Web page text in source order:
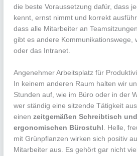
die beste Voraussetzung dafür, dass
kennt, ernst nimmt und korrekt
dass alle Mitarbeiter an
gibt es andere Kommunikationswege,
oder das Intranet.
Angenehmer Arbeitsplatz für
In keinem anderen Raum halten wir
Stunden auf, wie im Büro oder in der
wer ständig eine sitzende Tätigkeit
einenzeitgemäßen Schreibtisch
ergonomischen Bürostuhl . Helle,
mit Grünpflanzen wirken sich positiv
Mitarbeiter aus. Es gehört gar nicht